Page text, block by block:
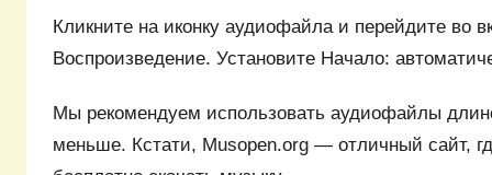
Кликните на иконку аудиофайла и перейдите во
Воспроизведение. Установите Начало:
Мы рекомендуем использовать аудиофайлы
меньше. Кстати, Musopen.org — отличный сайт,